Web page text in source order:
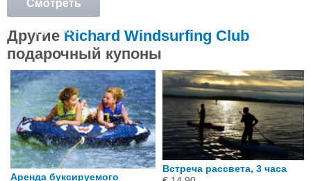
Смотреть
подробнее
Другие Richard Windsurfing Club
подарочный купоны
Аренда буксируемого
Встреча рассвета, 3 часа